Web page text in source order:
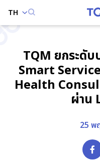
TH
TQM ยกระดับ
Smart
Health
ผ่าน
25 พ